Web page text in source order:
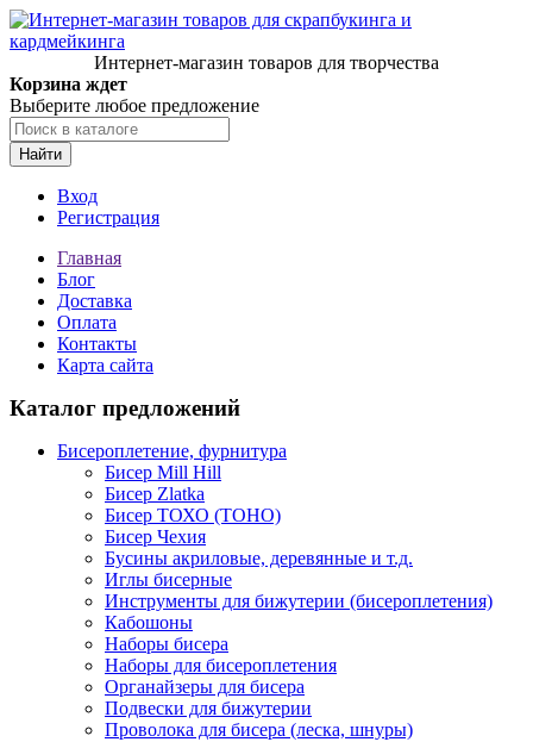
Интернет-магазин товаров для творчества
Корзина ждет
Выберите любое предложение
Найти
Вход
Регистрация
Главная
Блог
Доставка
Оплата
Контакты
Карта сайта
Каталог предложений
Бисероплетение, фурнитура
Бисер Mill Hill
Бисер Zlatka
Бисер ТОХО (TOHO)
Бисер Чехия
Бусины акриловые, деревянные и т.д.
Иглы бисерные
Инструменты для бижутерии (бисероплетения)
Кабошоны
Наборы бисера
Наборы для бисероплетения
Органайзеры для бисера
Подвески для бижутерии
Проволока для бисера (леска, шнуры)